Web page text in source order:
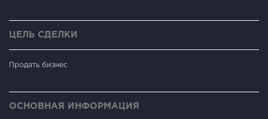
ЦЕЛЬ СДЕЛКИ
Продать бизнес
ОСНОВНАЯ ИНФОРМАЦИЯ